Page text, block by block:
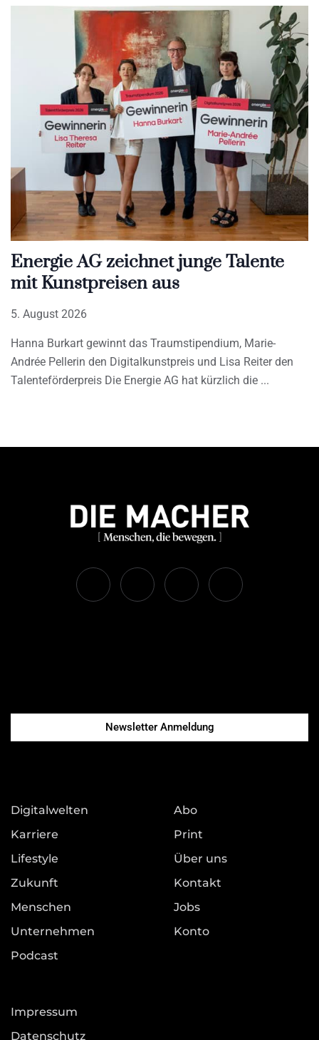
Energie AG zeichnet junge Talente
mit Kunstpreisen aus
5. August 2026
Hanna Burkart gewinnt das Traumstipendium, Marie-
Andrée Pellerin den Digitalkunstpreis und Lisa Reiter den
Talenteförderpreis Die Energie AG hat kürzlich die
Newsletter Anmeldung
Digitalwelten
Karriere
Lifestyle
Zukunft
Menschen
Unternehmen
Podcast
Abo
Print
Über uns
Kontakt
Jobs
Konto
Impressum
Datenschutz